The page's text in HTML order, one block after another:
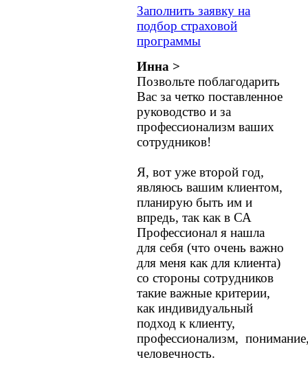
Заполнить заявку на
подбор страховой
программы
Инна >
Позвольте поблагодарить
Вас за четко поставленное
руководство и за
профессионализм ваших
сотрудников!
Я, вот уже второй год,
являюсь вашим клиентом,
планирую быть им и
впредь, так как в СА
Профессионал я нашла
для себя (что очень важно
для меня как для клиента)
со стороны сотрудников
такие важные критерии,
как индивидуальный
подход к клиенту,
профессионализм,
человечность.